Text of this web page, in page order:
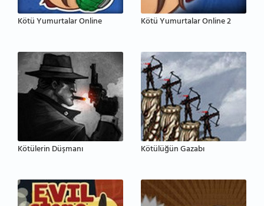
Kötü Yumurtalar Online Kötü Yumurtalar Online 2
Kötülerin Düşmanı Kötülüğün Gazabı